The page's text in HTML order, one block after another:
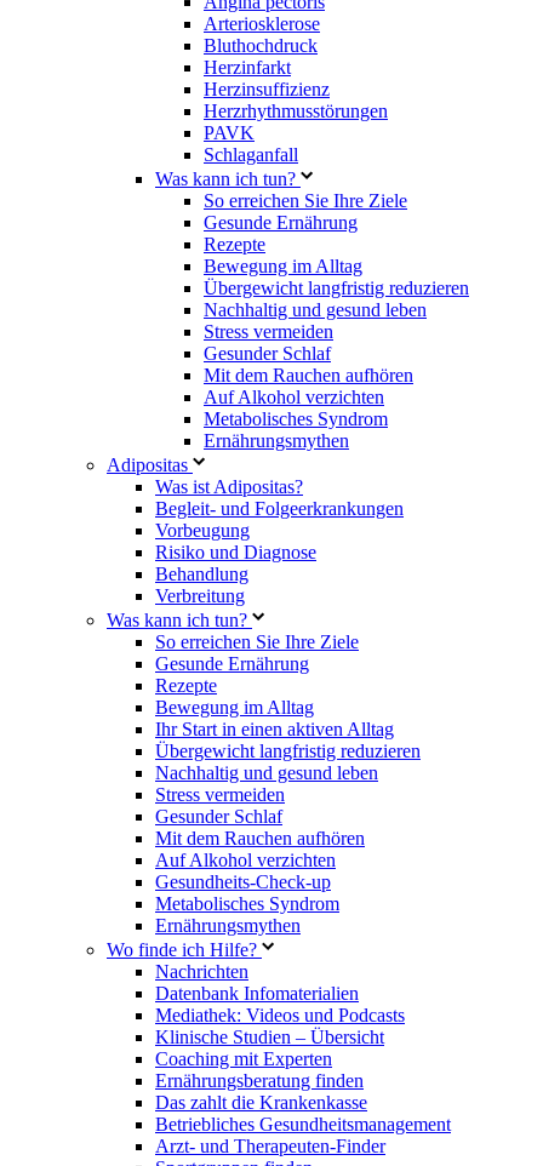
Arteriosklerose
Bluthochdruck
Herzinfarkt
Herzinsuffizienz
Herzrhythmusstörungen
PAVK
Schlaganfall
Was kann ich tun?
So erreichen Sie Ihre Ziele
Gesunde Ernährung
Rezepte
Bewegung im Alltag
Übergewicht langfristig reduzieren
Nachhaltig und gesund leben
Stress vermeiden
Gesunder Schlaf
Mit dem Rauchen aufhören
Auf Alkohol verzichten
Metabolisches Syndrom
Ernährungsmythen
Adipositas
Was ist Adipositas?
Begleit- und Folgeerkrankungen
Vorbeugung
Risiko und Diagnose
Behandlung
Verbreitung
Was kann ich tun?
So erreichen Sie Ihre Ziele
Gesunde Ernährung
Rezepte
Bewegung im Alltag
Ihr Start in einen aktiven Alltag
Übergewicht langfristig reduzieren
Nachhaltig und gesund leben
Stress vermeiden
Gesunder Schlaf
Mit dem Rauchen aufhören
Auf Alkohol verzichten
Gesundheits-Check-up
Metabolisches Syndrom
Ernährungsmythen
Wo finde ich Hilfe?
Nachrichten
Datenbank Infomaterialien
Mediathek: Videos und Podcasts
Klinische Studien – Übersicht
Coaching mit Experten
Ernährungsberatung finden
Das zahlt die Krankenkasse
Betriebliches Gesundheitsmanagement
Arzt- und Therapeuten-Finder